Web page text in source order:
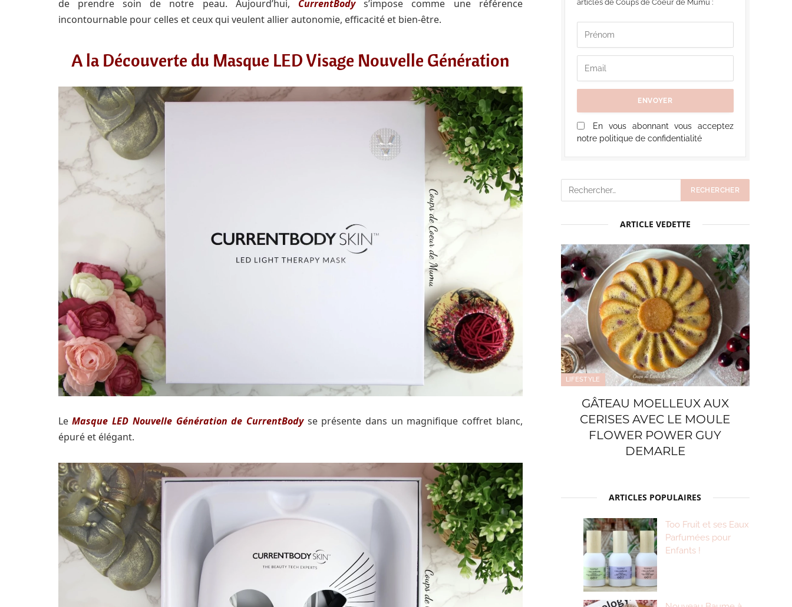
de prendre soin de notre peau. Aujourd’hui, CurrentBodys’impose comme une référence
incontournable pour celles et ceux qui veulent allier autonomie, efficacité et bien-être.
A la Découverte du Masque LED Visage Nouvelle Génération
LeMasque LED Nouvelle Génération de CurrentBodyse présente dans un magnifique coffret blanc,
épuré et élégant.
articles de Coups de Coeur de Mumu :
En vous abonnant vous acceptez
notre politique de confidentialité
ARTICLE VEDETTE
LIFESTYLE
GÂTEAU MOELLEUX AUX
CERISES AVEC LE MOULE
FLOWER POWER GUY
DEMARLE
ARTICLES POPULAIRES
Too Fruit et ses Eaux
Parfumées pour
Enfants !